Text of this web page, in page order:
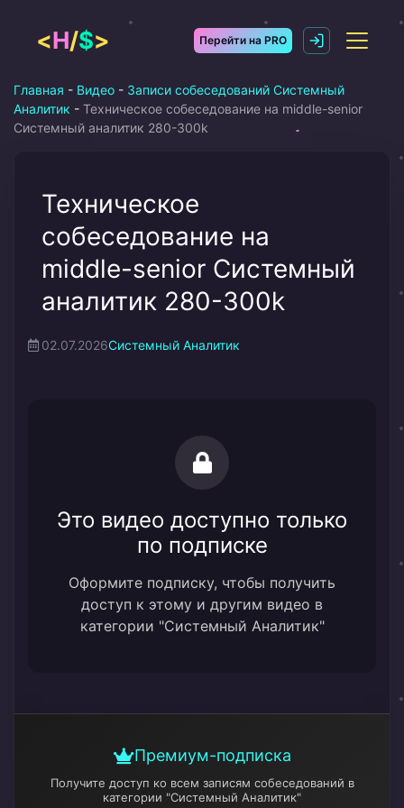
содержимому
<H/$> Перейти на PRO
Главная - Видео - Записи собеседований Системный
Аналитик - Техническое собеседование на middle-senior
Системный аналитик 280-300k
Техническое
собеседование на
middle-senior Системный
аналитик 280-300k
02.07.2026Системный Аналитик
Это видео доступно только
по подписке
Оформите подписку, чтобы получить
доступ к этому и другим видео в
категории "Системный Аналитик"
Премиум-подписка
Получите доступ ко всем записям собеседований в
категории "Системный Аналитик"